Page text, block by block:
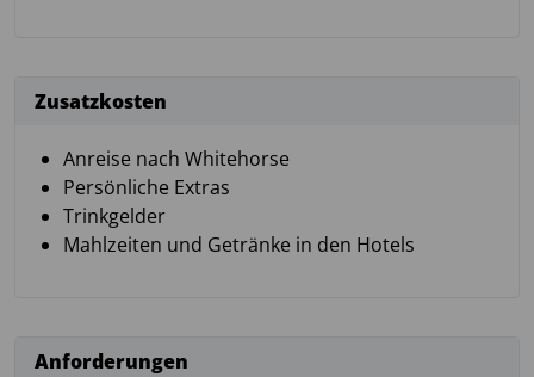
Zusatzkosten
Anreise nach Whitehorse
Persönliche Extras
Trinkgelder
Mahlzeiten und Getränke in den Hotels
Anforderungen